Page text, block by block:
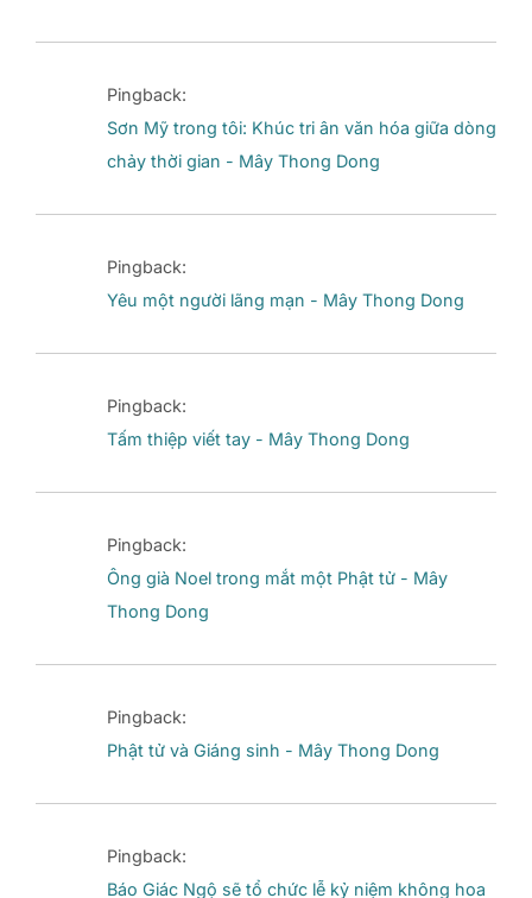
Pingback:
Sơn Mỹ trong tôi: Khúc tri ân văn hóa giữa dòng
chảy thời gian - Mây Thong Dong
Pingback:
Yêu một người lãng mạn - Mây Thong Dong
Pingback:
Tấm thiệp viết tay - Mây Thong Dong
Pingback:
Ông già Noel trong mắt một Phật tử - Mây
Thong Dong
Pingback:
Phật tử và Giáng sinh - Mây Thong Dong
Pingback:
Báo Giác Ngộ sẽ tổ chức lễ kỷ niệm không hoa